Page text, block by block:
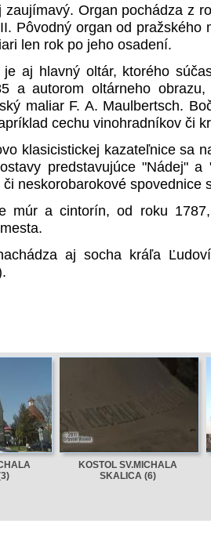
zaujímavý. Organ pochádza z
Pôvodný organ od pražského
len rok po jeho osadení.
je aj hlavný oltár, ktorého
a autorom oltárneho obrazu,
maliar F. A. Maulbertsch.
cechu vinohradníkov či
klasicistickej kazateľnice sa
predstavujúce "Nádej" a
neskorobarokové spovednice
múr a cintorín, od roku
aj socha kráľa
KOSTOL SV.MICHALA
SKALICA (6)